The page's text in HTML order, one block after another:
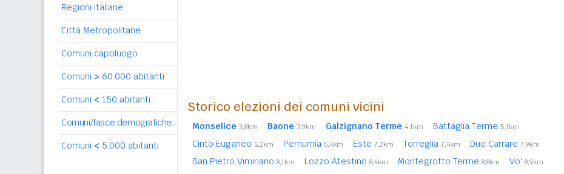
Regioni italiane
Città Metropolitane
Comuni capoluogo
Comuni > 60.000 abitanti
Comuni < 150 abitanti
Comuni/fasce demografiche
Comuni < 5.000 abitanti
Storico elezioni dei comuni vicini
Monselice 3,8km Baone 3,9km Galzignano Terme 4,1km Battaglia Terme 5,1km
Cinto Euganeo 5,2km Pernumia 5,4km Este 7,2km Torreglia 7,4km Due Carrare 7,9km
San Pietro Viminario 8,1km Lozzo Atestino 8,4km Montegrotto Terme 8,8km Vo' 8,9km